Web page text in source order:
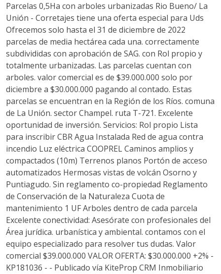
Parcelas 0,5Ha con arboles urbanizadas Rio Bueno/ La
Unión - Corretajes tiene una oferta especial para Uds
Ofrecemos solo hasta el 31 de diciembre de 2022
parcelas de media hectárea cada una. correctamente
subdivididas con aprobación de SAG. con Rol propio y
totalmente urbanizadas. Las parcelas cuentan con
arboles. valor comercial es de $39.000.000 solo por
diciembre a $30.000.000 pagando al contado. Estas
parcelas se encuentran en la Región de los Ríos. comuna
de La Unión. sector Champel. ruta T-721. Excelente
oportunidad de inversión. Servicios: Rol propio Lista
para inscribir CBR Agua Instalada Red de agua contra
incendio Luz eléctrica COOPREL Caminos amplios y
compactados (10m) Terrenos planos Portón de acceso
automatizados Hermosas vistas de volcán Osorno y
Puntiagudo. Sin reglamento co-propiedad Reglamento
de Conservación de la Naturaleza Cuota de
mantenimiento 1 UF Arboles dentro de cada parcela
Excelente conectividad: Asesórate con profesionales del
Área jurídica. urbanística y ambiental. contamos con el
equipo especializado para resolver tus dudas. Valor
comercial $39.000.000 VALOR OFERTA: $30.000.000 +2% -
KP181036 - - Publicado vía KiteProp CRM Inmobiliario